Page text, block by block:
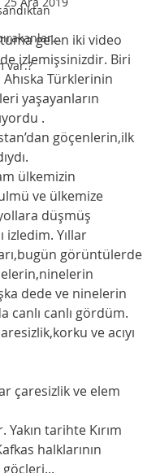
var.?izlemişsinizdir. Biri
Türklerinin
yaşayanların
.
göçenlerin,ilk
ülkemizin
ve ülkemize
düşmüş
izledim. Yıllar
görüntülerde
dede ve ninelerin
canlı canlı gördüm.
ve acıyı
halklarının